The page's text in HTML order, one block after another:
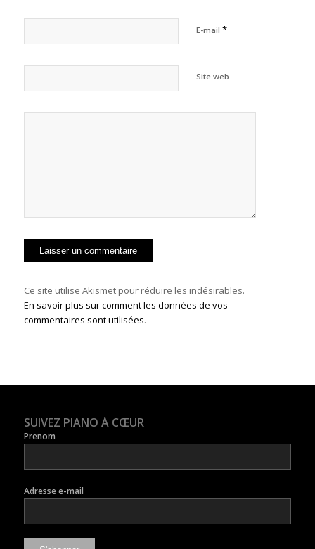
E-mail *
Site web
Ce site utilise Akismet pour réduire les indésirables.
En savoir plus sur comment les données de vos
commentaires sont utilisées.
SUIVEZ PIANO À CŒUR
Prenom
Adresse e-mail